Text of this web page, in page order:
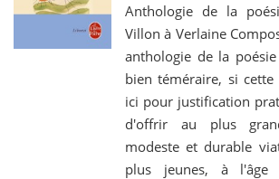
Anthologie de la
Villon à Verlaine
anthologie de la
bien téméraire, si
ici pour justification
d'offrir au plus
modeste et durable
plus jeunes, à l'âge